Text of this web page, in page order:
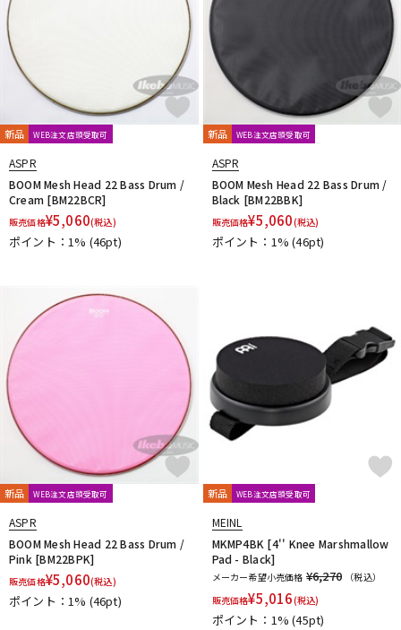
新品 WEB注文店頭受取可
ASPR
BOOM Mesh Head 22 Bass Drum /
Cream [BM22BCR]
販売価格¥5,060(税込)
ポイント：1% (46pt)
新品 WEB注文店頭受取可
ASPR
BOOM Mesh Head 22 Bass Drum /
Black [BM22BBK]
販売価格¥5,060(税込)
ポイント：1%(46pt)
新品 WEB注文店頭受取可
ASPR
BOOM Mesh Head 22 Bass Drum /
Pink [BM22BPK]
販売価格¥5,060(税込)
ポイント：1% (46pt)
新品 WEB注文店頭受取可
MEINL
MKMP4BK [4'' Knee Marshmallow
Pad - Black]
メーカー希望小売価格 ¥6,270
（税込）
販売価格¥5,016(税込)
ポイント：1%(45pt)